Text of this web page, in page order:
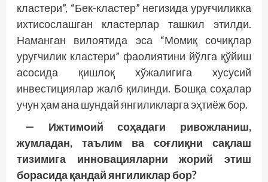
кластери”, “Бек-кластер” негизида уруғчиликка
ихтисослашган кластерлар ташкил этилди.
Наманган вилоятида эса “Момиқ сочиқлар
уруғчилик кластери” фаолиятини йўлга қўйиш
асосида қишлоқ хўжалигига хусусий
инвестициялар жалб қилинди. Бош­қа соҳалар
учун ҳам ана шундай янгиликларга эҳтиёж бор.
— Ижтимоий соҳадаги ривожланиш,
жумладан, таълим ва соғлиқни сақлаш
тизимига инновацияларни жорий этиш
борасида қандай янгиликлар бор?